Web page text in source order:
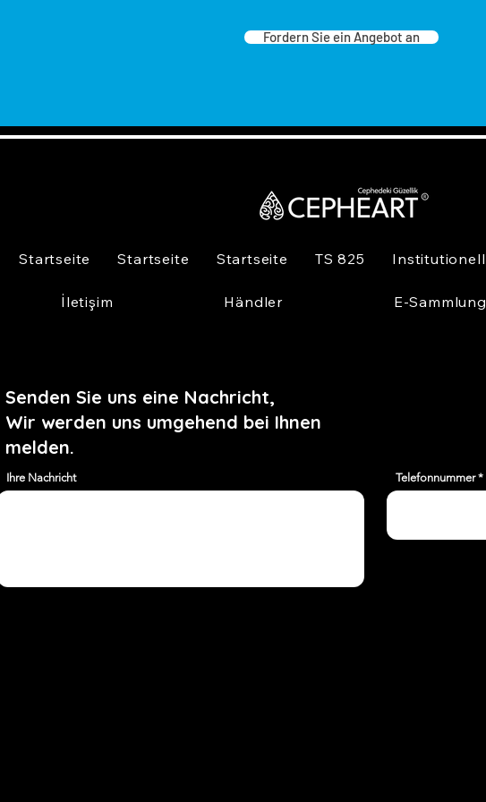
Fordern Sie ein Angebot an
Startseite Startseite Startseite TS 825 Institutionell
İletişim Händler E-Sammlung
Senden Sie uns eine Nachricht,
Wir werden uns umgehend bei Ihnen
melden.
Ihre Nachricht Telefonnummer